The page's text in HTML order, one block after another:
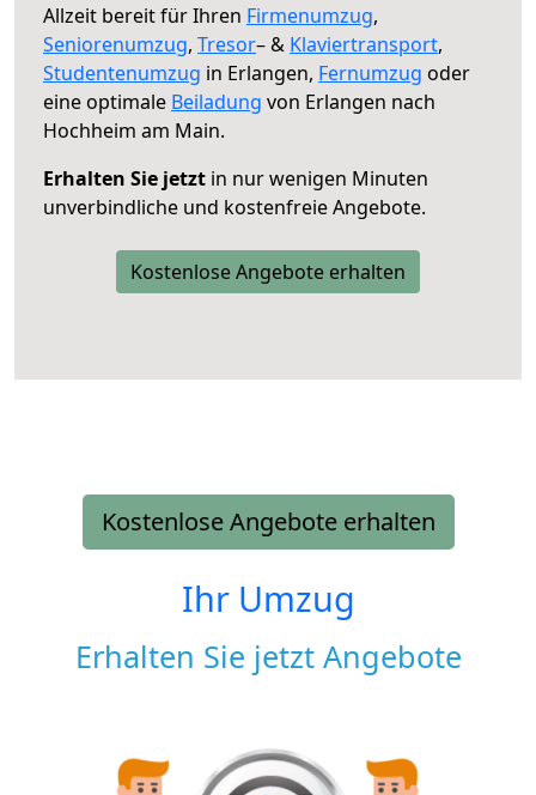
Allzeit bereit für Ihren Firmenumzug,
Seniorenumzug, Tresor– & Klaviertransport,
Studentenumzug in Erlangen, Fernumzug oder
eine optimale Beiladung von Erlangen nach
Hochheim am Main.
Erhalten Sie jetzt in nur wenigen Minuten
unverbindliche und kostenfreie Angebote.
Kostenlose Angebote erhalten
Kostenlose Angebote erhalten
Ihr Umzug
Erhalten Sie jetzt Angebote